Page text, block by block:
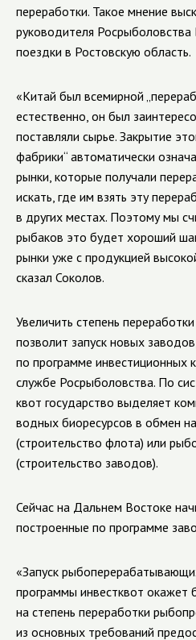
переработки. Такое мнение
руководителя
поездки в Ростовскую область.
«Китай был всемирной
естественно, он был
поставляли сырье. Закрытие
фабрики“ автоматически
рынки, которые получали
искать, где им взять эту
в других местах. Поэтому мы
рыбаков это будет хороший
рынки уже с продукцией
сказал Соколов.
Увеличить степень
позволит запуск новых
по программе инвестиционных
службе Росрыболовства. По
квот государство выделяет
водных биоресурсов в обмен
(строительство флота) или
(строительство заводов).
Сейчас на Дальнем Востоке
построенные по программе
«Запуск
программы инвестквот окажет
на степень переработки
из основных требований